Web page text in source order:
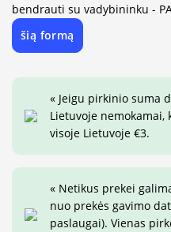
bendrauti su vadybininku -
šią formą
« Jeigu pirkinio suma
Lietuvoje
visoje Lietuvoje €3.
« Netikus prekei
nuo prekės gavimo
paslaugai). Vienas